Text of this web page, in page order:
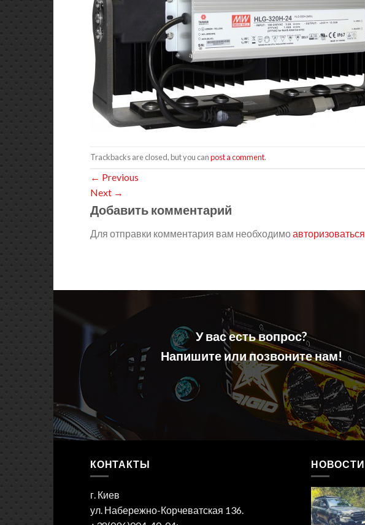
Trackbacks are closed, but you canpost a comment.
← Previous
Next →
Добавить комментарий
Для отправки комментария вам необходимоавторизоваться
У вас есть вопрос?
Напишите или позвоните нам!
КОНТАКТЫ
г. Киев
ул. Набережно-Корчеватская 136.
НОВОСТИ